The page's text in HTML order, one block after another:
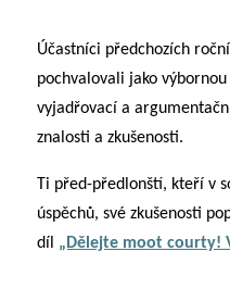
Účastníci předchozích
pochvalovali jako
vyjadřovací a
znalosti a zkušenosti.
Ti před-předlonští, kteří v
úspěchů, své zkušenosti
díl „Dělejte moot courty!